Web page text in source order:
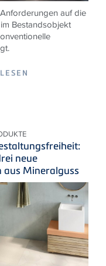
auf die
Bestandsobjekt
neue
aus Mineralguss